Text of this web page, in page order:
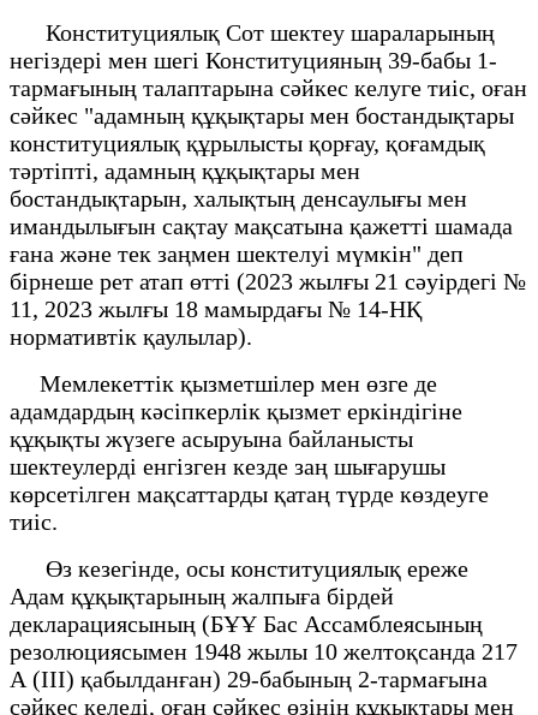
Конституциялық Сот шектеу шараларының
негіздері мен шегі Конституцияның 39-бабы 1-
тармағының талаптарына сәйкес келуге тиіс, оған
сәйкес "адамның құқықтары мен бостандықтары
конституциялық құрылысты қорғау, қоғамдық
тәртіпті, адамның құқықтары мен
бостандықтарын, халықтың денсаулығы мен
имандылығын сақтау мақсатына қажетті шамада
ғана және тек заңмен шектелуі мүмкін" деп
бірнеше рет атап өтті (2023 жылғы 21 сәуірдегі №
11, 2023 жылғы 18 мамырдағы № 14-НҚ
нормативтік қаулылар).
Мемлекеттік қызметшілер мен өзге де
адамдардың кәсіпкерлік қызмет еркіндігіне
құқықты жүзеге асыруына байланысты
шектеулерді енгізген кезде заң шығарушы
көрсетілген мақсаттарды қатаң түрде көздеуге
тиіс.
Өз кезегінде, осы конституциялық ереже
Адам құқықтарының жалпыға бірдей
декларациясының (БҰҰ Бас Ассамблеясының
резолюциясымен 1948 жылы 10 желтоқсанда 217
А (III) қабылданған) 29-бабының 2-тармағына
сәйкес келеді, оған сәйкес өзінің құқықтары мен